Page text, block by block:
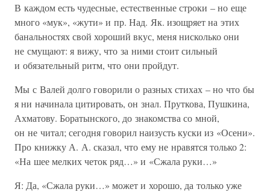
В каждом есть чудесные, естественные строки – но еще
много «мук», «жути» и пр. Над. Як. изощряет на этих
банальностях свой хороший вкус, меня нисколько они
не смущают: я вижу, что за ними стоит сильный
и обязательный ритм, что они пройдут.
Мы с Валей долго говорили о разных стихах – но что бы
я ни начинала цитировать, он знал. Пруткова, Пушкина,
Ахматову. Боратынского, до знакомства со мной,
он не читал; сегодня говорил наизусть куски из «Осени».
Про книжку А. А. сказал, что ему не нравятся только 2:
«На шее мелких четок ряд…» и «Сжала руки…»
Я: Да, «Сжала руки…» может и хорошо, да только уже